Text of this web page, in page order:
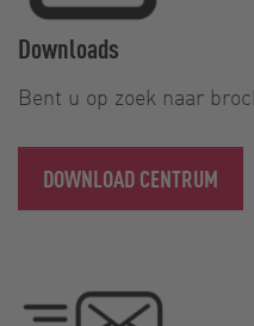
Downloads
Bent u op zoek naar
DOWNLOAD CENTRUM